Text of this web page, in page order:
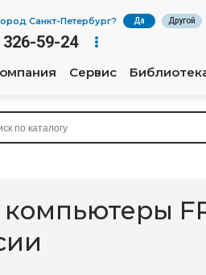
Санкт-Петербург? Да Другой
326-59-24
Сервис